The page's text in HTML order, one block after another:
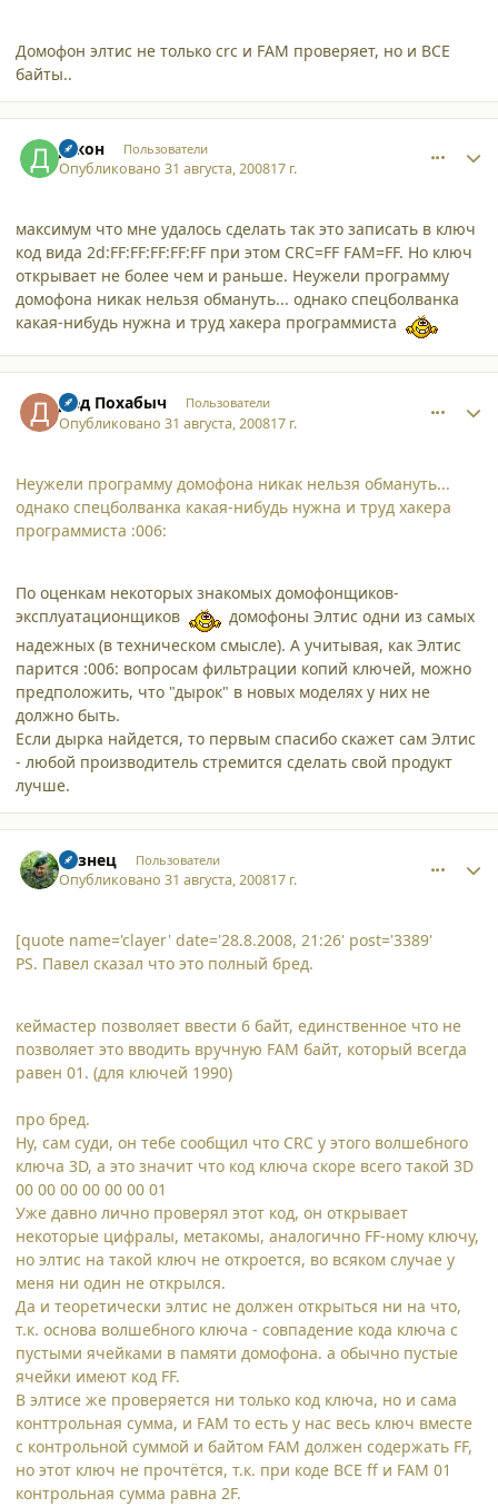
Домофон элтис не только crc и FAM проверяет, но и ВСЕ
байты..
Джон Пользователи
Опубликовано31 августа, 200817 г.
максимум что мне удалось сделать так это записать в ключ
код вида 2d:FF:FF:FF:FF:FF при этом CRC=FF FAM=FF. Но ключ
открывает не более чем и раньше. Неужели программу
домофона никак нельзя обмануть... однако спецболванка
какая-нибудь нужна и труд хакера программиста
Дед Похабыч Пользователи
Опубликовано31 августа, 200817 г.
Неужели программу домофона никак нельзя обмануть...
однако спецболванка какая-нибудь нужна и труд хакера
программиста :006:
По оценкам некоторых знакомых домофонщиков-
эксплуатационщиков
домофоны Элтис одни из самых
надежных (в техническом смысле). А учитывая, как Элтис
парится :006: вопросам фильтрации копий ключей, можно
предположить, что "дырок" в новых моделях у них не
должно быть.
Если дырка найдется, то первым спасибо скажет сам Элтис
- любой производитель стремится сделать свой продукт
лучше.
Кузнец Пользователи
Опубликовано31 августа, 200817 г.
[quote name='clayer' date='28.8.2008, 21:26' post='3389'
PS. Павел сказал что это полный бред.
кеймастер позволяет ввести 6 байт, единственное что не
позволяет это вводить вручную FAM байт, который всегда
равен 01. (для ключей 1990)
про бред.
Ну, сам суди, он тебе сообщил что CRC у этого волшебного
ключа 3D, а это значит что код ключа скоре всего такой 3D
00 00 00 00 00 00 01
Уже давно лично проверял этот код, он открывает
некоторые цифралы, метакомы, аналогично FF-ному ключу,
но элтис на такой ключ не откроется, во всяком случае у
меня ни один не открылся.
Да и теоретически элтис не должен открыться ни на что,
т.к. основа волшебного ключа - совпадение кода ключа с
пустыми ячейками в памяти домофона. а обычно пустые
ячейки имеют код FF.
В элтисе же проверяется ни только код ключа, но и сама
конттрольная сумма, и FAM то есть у нас весь ключ вместе
с контрольной суммой и байтом FAM должен содержать FF,
но этот ключ не прочтётся, т.к. при коде ВСЕ ff и FAM 01
контрольная сумма равна 2F.